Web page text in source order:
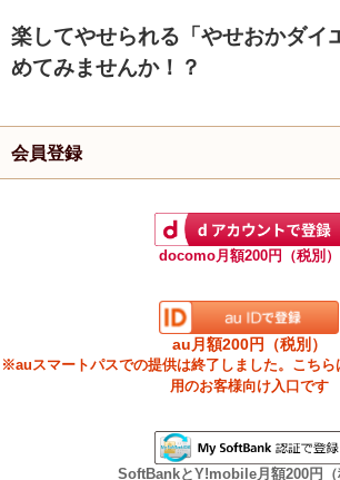
楽してやせられる「やせおかダイ
めてみませんか！？
会員登録
docomo月額200円（税別）
au月額200円（税別）
※auスマートパスでの提供は終了しました。こちら
用のお客様向け入口です
SoftBankとY!mobile月額200円（